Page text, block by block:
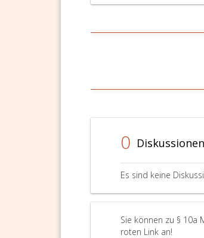
0
Es sind keine
Sie können zu § 10a
roten Link an!